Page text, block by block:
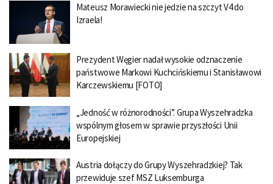
Mateusz Morawiecki nie jedzie na szczyt V4 do
Izraela!
Prezydent Węgier nadał wysokie odznaczenie
państwowe Markowi Kuchcińskiemu i Stanisławowi
Karczewskiemu [FOTO]
„Jedność w różnorodności”. Grupa Wyszehradzka
wspólnym głosem w sprawie przyszłości Unii
Europejskiej
Austria dołączy do Grupy Wyszehradzkiej? Tak
przewiduje szef MSZ Luksemburga